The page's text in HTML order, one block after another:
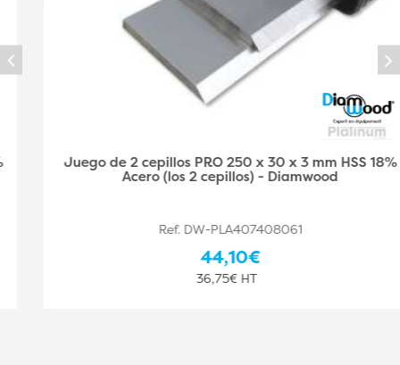
Juego de 2 cepillos PRO 250 x 30 x 3 mm HSS 18%
Acero (los 2 cepillos) - Diamwood
Ref. DW-PLA407408061
44,10€
36,75€ HT